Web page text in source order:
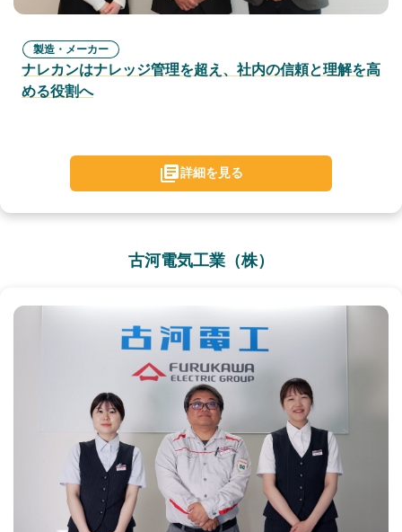
製造・メーカー
ナレカンはナレッジ管理を超え、社内の信頼と理解を高
める役割へ
詳細を見る
古河電気工業（株）